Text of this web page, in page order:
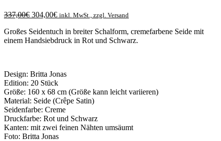
337,00€ Ursprünglicher
war:
337,00€
304,00€Aktueller
ist:
304,00€.
inkl. MwSt., zzgl. Versand
Großes Seidentuch in breiter Schalform, cremefarbene Seide mit
einem Handsiebdruck in Rot und Schwarz.
Design: Britta Jonas
Edition: 20 Stück
Größe: 160 x 68 cm (Größe kann leicht variieren)
Material: Seide (Crêpe Satin)
Seidenfarbe: Creme
Druckfarbe: Rot und Schwarz
Kanten: mit zwei feinen Nähten umsäumt
Foto: Britta Jonas